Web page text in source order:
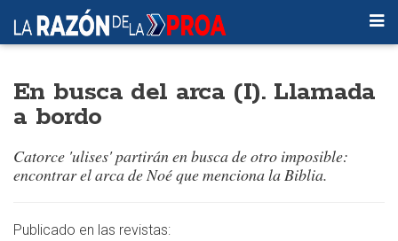
En busca del arca (I). Llamada
a bordo
Catorce 'ulises' partirán en busca de otro imposible:
encontrar el arca de Noé que menciona la Biblia.
Publicado en las revistas: